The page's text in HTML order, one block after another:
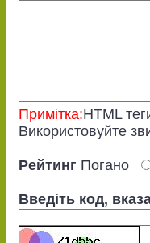
Примітка:HTML
Використовуйте
Рейтинг Погано
Введіть код,